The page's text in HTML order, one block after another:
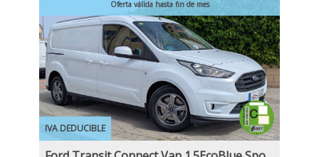
IVA DEDUCIBLE
Oferta válida hasta fin de mes